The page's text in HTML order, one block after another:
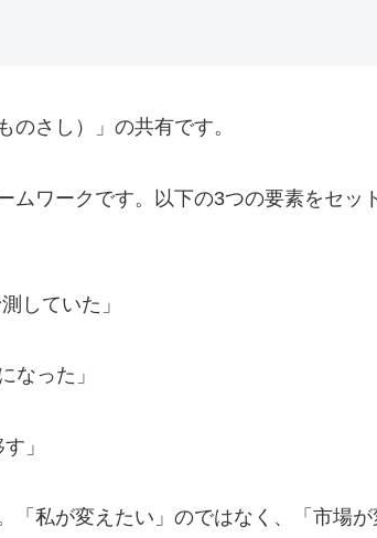
さし）」の共有です。
ワークです。以下の3つの要素をセッ
していた」
なった」
」
私が変えたい」のではなく、「市場が